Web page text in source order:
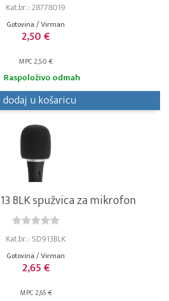
Kat.br. : 28778019
Gotovina / Virman
2,50 €
MPC 2,50 €
Raspoloživo odmah
dodaj u košaricu
BLK spužvica za mikrofon
Kat.br. : SD913BLK
Gotovina / Virman
2,65 €
MPC 2,65 €